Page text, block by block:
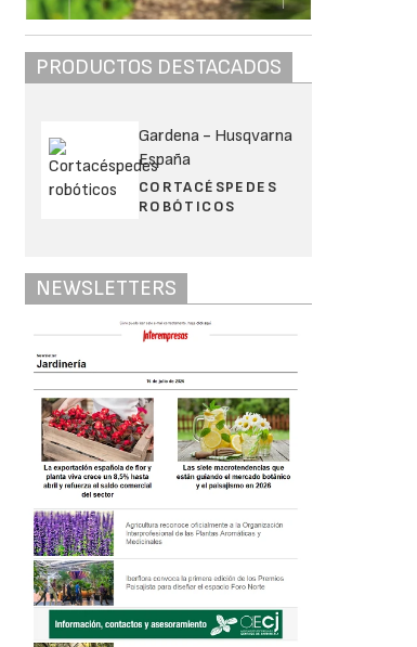
PRODUCTOS DESTACADOS
Gardena - Husqvarna
España
CORTACÉSPEDES
ROBÓTICOS
NEWSLETTERS